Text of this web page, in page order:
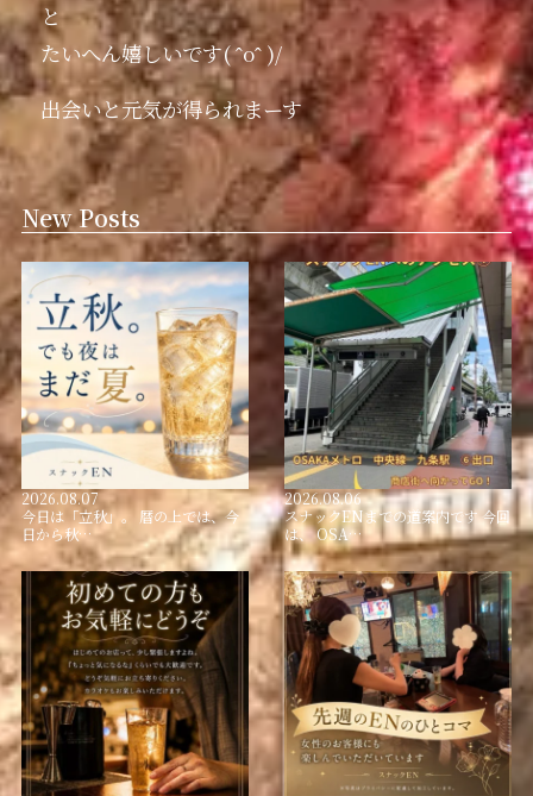
と
たいへん嬉しいです( ˆoˆ )/
出会いと元気が得られまーす
New Posts
2026.08.07
今日は「立秋」。 暦の上では、今
日から秋…
2026.08.06
スナックENまでの道案内です 今回
は、 OSA…